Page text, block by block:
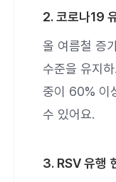
2. 코로나19
올 여름철 증
수준을 유지
중이 60% 이
수 있어요.
3. RSV 유행